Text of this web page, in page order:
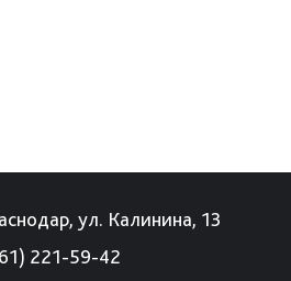
ул. Калинина, 13
221-59-42